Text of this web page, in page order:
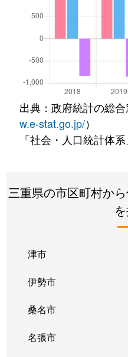
出典：政府統計の総
w.e-stat.go.jp/）
「社会・人口統計体
三重県の市区町村か
津市
伊勢市
桑名市
名張市